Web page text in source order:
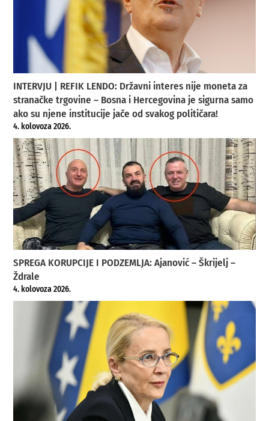
INTERVJU | REFIK LENDO: Državni interes nije moneta za
stranačke trgovine – Bosna i Hercegovina je sigurna samo
ako su njene institucije jače od svakog političara!
4. kolovoza 2026.
SPREGA KORUPCIJE I PODZEMLJA: Ajanović – Škrijelj –
Ždrale
4. kolovoza 2026.